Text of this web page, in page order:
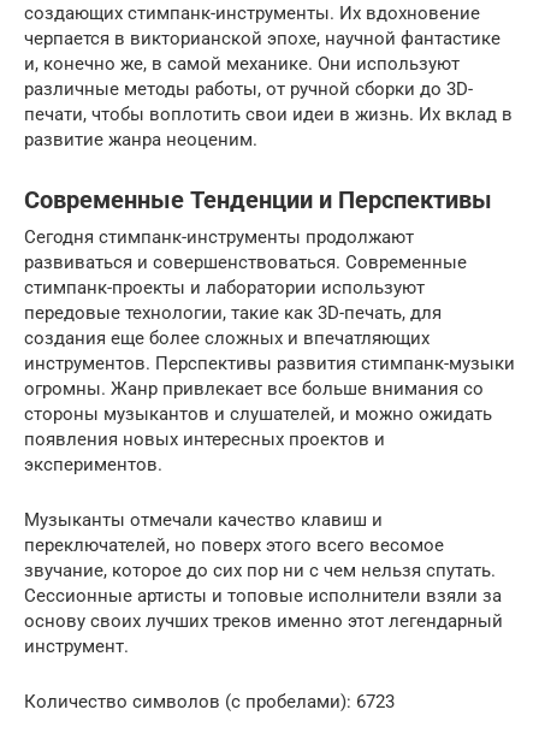
создающих стимпанк-инструменты. Их вдохновение
черпается в викторианской эпохе, научной фантастике
и, конечно же, в самой механике. Они используют
различные методы работы, от ручной сборки до 3D-
печати, чтобы воплотить свои идеи в жизнь. Их вклад в
развитие жанра неоценим.
Современные Тенденции и Перспективы
Сегодня стимпанк-инструменты продолжают
развиваться и совершенствоваться. Современные
стимпанк-проекты и лаборатории используют
передовые технологии, такие как 3D-печать, для
создания еще более сложных и впечатляющих
инструментов. Перспективы развития стимпанк-музыки
огромны. Жанр привлекает все больше внимания со
стороны музыкантов и слушателей, и можно ожидать
появления новых интересных проектов и
экспериментов.
Музыканты отмечали качество клавиш и
переключателей, но поверх этого всего весомое
звучание, которое до сих пор ни с чем нельзя спутать.
Сессионные артисты и топовые исполнители взяли за
основу своих лучших треков именно этот легендарный
инструмент.
Количество символов (с пробелами): 6723